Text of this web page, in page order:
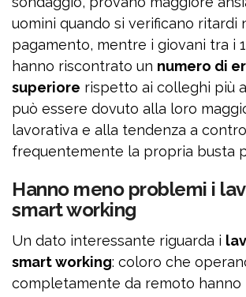
uomini quando si verificano ritardi
pagamento, mentre i giovani tra i
hanno riscontrato un numero di
superiore rispetto ai colleghi più
può essere dovuto alla loro
lavorativa e alla tendenza a
frequentemente la propria busta
Hanno meno problemi i
smart working
Un dato interessante riguarda i
smart working: coloro che
completamente da remoto hanno